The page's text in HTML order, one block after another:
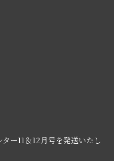
ー11＆12月号を発送いたし